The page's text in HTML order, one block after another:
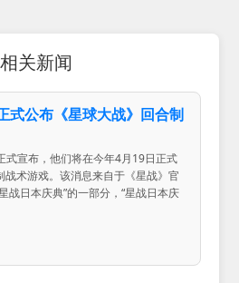
相关新闻
式公布《星球大战》回合制
式宣布，他们将在今年4月19日正式
战术游戏。该消息来自于《星战》官
战日本庆典”的一部分，“星战日本庆